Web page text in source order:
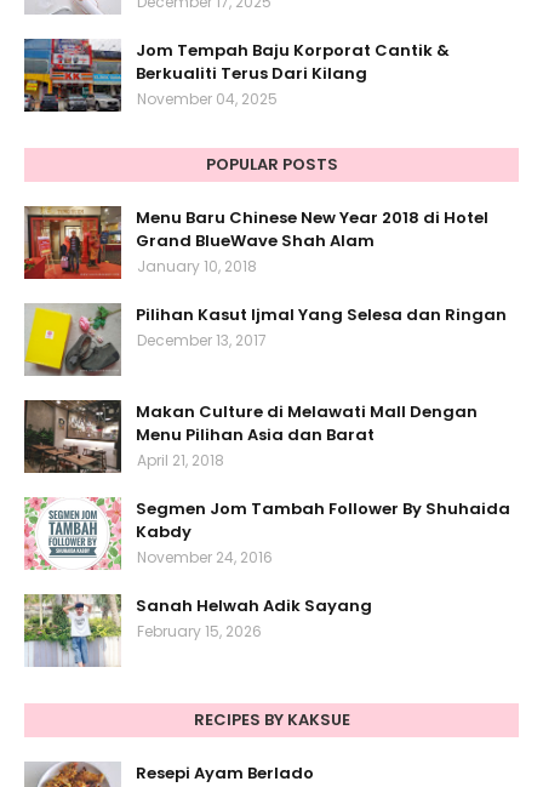
Jom Tempah Baju Korporat Cantik &
Berkualiti Terus Dari Kilang
November 04, 2025
POPULAR POSTS
Menu Baru Chinese New Year 2018 di Hotel
Grand BlueWave Shah Alam
January 10, 2018
Pilihan Kasut Ijmal Yang Selesa dan Ringan
December 13, 2017
Makan Culture di Melawati Mall Dengan
Menu Pilihan Asia dan Barat
April 21, 2018
Segmen Jom Tambah Follower By Shuhaida
Kabdy
November 24, 2016
Sanah Helwah Adik Sayang
February 15, 2026
RECIPES BY KAKSUE
Resepi Ayam Berlado